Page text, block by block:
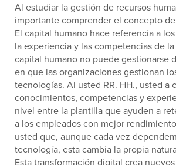
Al estudiar la gestión de recursos
importante comprender el concepto
El capital humano hace referencia a
la experiencia y las competencias de
capital humano no puede gestionarse
en que las organizaciones gestionan
tecnologías. Al usted RR. HH., usted a
conocimientos, competencias y
nivel entre la plantilla que ayuden a
a los empleados con mejor
usted que, aunque cada vez
tecnología, esta cambia la propia
Esta transformación digital crea